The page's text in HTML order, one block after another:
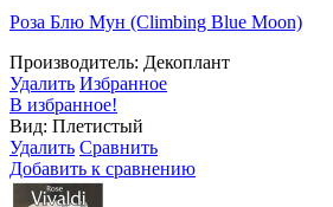
Роза Блю Мун (Climbing Blue Moon)
Производитель: Декоплант
Удалить Избранное
В избранное!
Вид: Плетистый
Удалить Сравнить
Добавить к сравнению